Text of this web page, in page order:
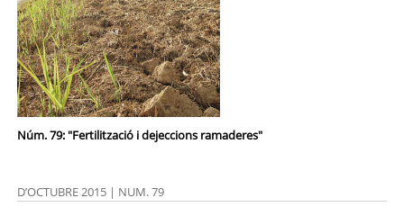
Núm. 79: "Fertilització i dejeccions ramaderes"
D’OCTUBRE 2015 | NUM. 79